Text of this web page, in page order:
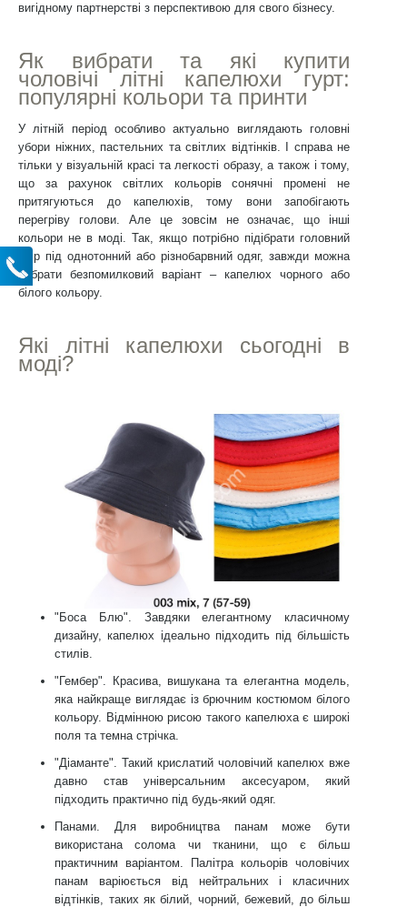
вигідному партнерстві з перспективою для свого бізнесу.
Як вибрати та які купити
чоловічі літні капелюхи гурт:
популярні кольори та принти
У літній період особливо актуально виглядають головні
убори ніжних, пастельних та світлих відтінків. І справа не
тільки у візуальній красі та легкості образу, а також і тому,
що за рахунок світлих кольорів сонячні промені не
притягуються до капелюхів, тому вони запобігають
перегріву голови. Але це зовсім не означає, що інші
кольори не в моді. Так, якщо потрібно підібрати головний
убір під однотонний або різнобарвний одяг, завжди можна
вибрати безпомилковий варіант – капелюх чорного або
білого кольору.
Які літні капелюхи сьогодні в
моді?
"Боса Блю". Завдяки елегантному класичному
дизайну, капелюх ідеально підходить під більшість
стилів.
"Гембер". Красива, вишукана та елегантна модель,
яка найкраще виглядає із брючним костюмом білого
кольору. Відмінною рисою такого капелюха є широкі
поля та темна стрічка.
"Діаманте". Такий крислатий чоловічий капелюх вже
давно став універсальним аксесуаром, який
підходить практично під будь-який одяг.
Панами. Для виробництва панам може бути
використана солома чи тканини, що є більш
практичним варіантом. Палітра кольорів чоловічих
панам варіюється від нейтральних і класичних
відтінків, таких як білий, чорний, бежевий, до більш